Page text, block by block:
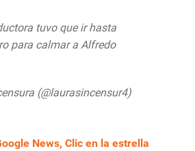
tuvo que ir hasta
para calmar a Alfredo
(@laurasincensur4)
News, Clic en la estrella